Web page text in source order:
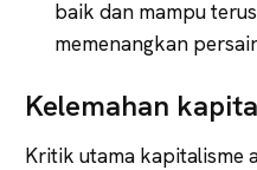
baik dan mampu
memenangkan
Kelemahan
Kritik utama kapitalisme